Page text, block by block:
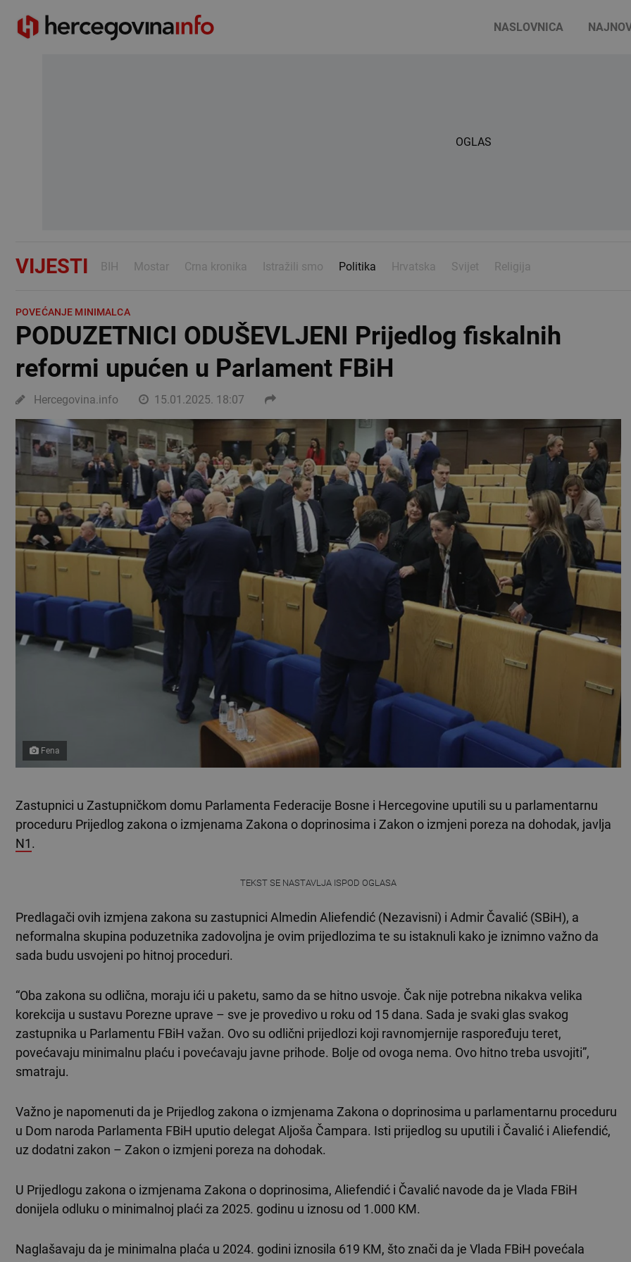
NASLOVNICA
OGLAS
VIJESTI BIH Mostar Crna kronika Istražili smo Politika Hrvatska Svijet Religija
POVEĆANJE MINIMALCA
PODUZETNICI ODUŠEVLJENI Prijedlog fiskalnih
reformi upućen u Parlament FBiH
Hercegovina.info 15.01.2025. 18:07
Fena
Zastupnici u Zastupničkom domu Parlamenta Federacije Bosne i Hercegovine uputili su u parlamentarnu
proceduru Prijedlog zakona o izmjenama Zakona o doprinosima i Zakon o izmjeni poreza na dohodak, javlja
N1.
TEKST SE NASTAVLJA ISPOD OGLASA
Predlagači ovih izmjena zakona su zastupnici Almedin Aliefendić (Nezavisni) i Admir Čavalić (SBiH), a
neformalna skupina poduzetnika zadovoljna je ovim prijedlozima te su istaknuli kako je iznimno važno da
sada budu usvojeni po hitnoj proceduri.
“Oba zakona su odlična, moraju ići u paketu, samo da se hitno usvoje. Čak nije potrebna nikakva velika
korekcija u sustavu Porezne uprave – sve je provedivo u roku od 15 dana. Sada je svaki glas svakog
zastupnika u Parlamentu FBiH važan. Ovo su odlični prijedlozi koji ravnomjernije raspoređuju teret,
povećavaju minimalnu plaću i povećavaju javne prihode. Bolje od ovoga nema. Ovo hitno treba usvojiti”,
smatraju.
Važno je napomenuti da je Prijedlog zakona o izmjenama Zakona o doprinosima u parlamentarnu proceduru
u Dom naroda Parlamenta FBiH uputio delegat Aljoša Čampara. Isti prijedlog su uputili i Čavalić i Aliefendić,
uz dodatni zakon – Zakon o izmjeni poreza na dohodak.
U Prijedlogu zakona o izmjenama Zakona o doprinosima, Aliefendić i Čavalić navode da je Vlada FBiH
donijela odluku o minimalnoj plaći za 2025. godinu u iznosu od 1.000 KM.
Naglašavaju da je minimalna plaća u 2024. godini iznosila 619 KM, što znači da je Vlada FBiH povećala